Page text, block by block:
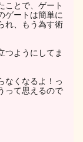
ことで、ゲート
ゲートは簡単に
れ、もう為す術
つようにしてま
なくなるよ！っ
って思えるので